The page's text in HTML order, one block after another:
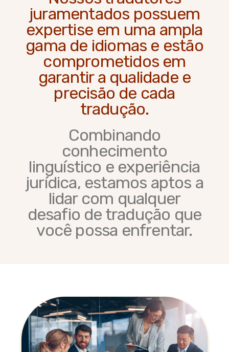
juramentados possuem
expertise em uma ampla
gama de idiomas e estão
comprometidos em
garantir a qualidade e
precisão de cada
tradução.
Combinando
conhecimento
linguístico e experiência
jurídica, estamos aptos a
lidar com qualquer
desafio de tradução que
você possa enfrentar.